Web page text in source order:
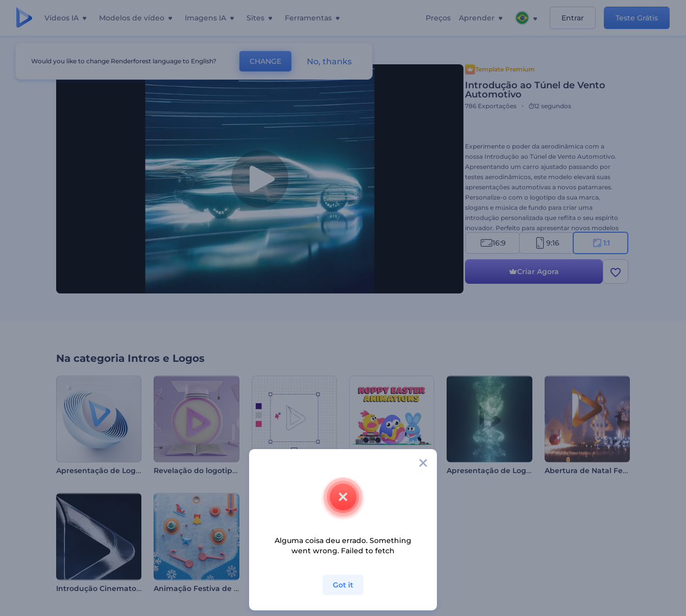
Vídeos IA Modelos de vídeo Imagens IA Sites Ferramentas Preços Aprender Entrar Teste Grátis
Introdução Ao Túnel De Vento Automotivo
Template Premium
Introdução ao Túnel de Vento
Automotivo
786 Exportações 12 segundos
Experimente o poder da aerodinâmica com a
nossa Introdução ao Túnel de Vento Automotivo.
Apresentando um carro ajustado passando por
testes aerodinâmicos, este modelo elevará suas
apresentações automotivas a novos patamares.
Personalize-o com o logotipo da sua marca,
slogans e música de fundo para criar uma
introdução personalizada que reflita o seu espírito
inovador. Perfeito para apresentar novos modelos
de veículos, destacar avanços tecnológicos,
mostrar as capacidades de um carro, etc. Crie
agora!
16:9 9:16 1:1
Criar Agora
Na categoria Intros e Logos
Apresentação de Logo - Hemisfério Giratório Revelação do logotipo da educação Apresentação de Logotipo - Fusão de Poeira Estelar Abertura de Natal Festivo
Introdução Cinematográfica Sombria Animação Festiva de Natal com Pinball Apresentação de Logo - 3D Abstrato
Would you like to change Renderforest language to English? CHANGE No, thanks
Alguma coisa deu errado. Something
went wrong. Failed to fetch
Got it